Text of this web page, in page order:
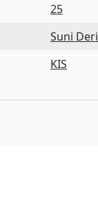
25
Suni Deri
KIS